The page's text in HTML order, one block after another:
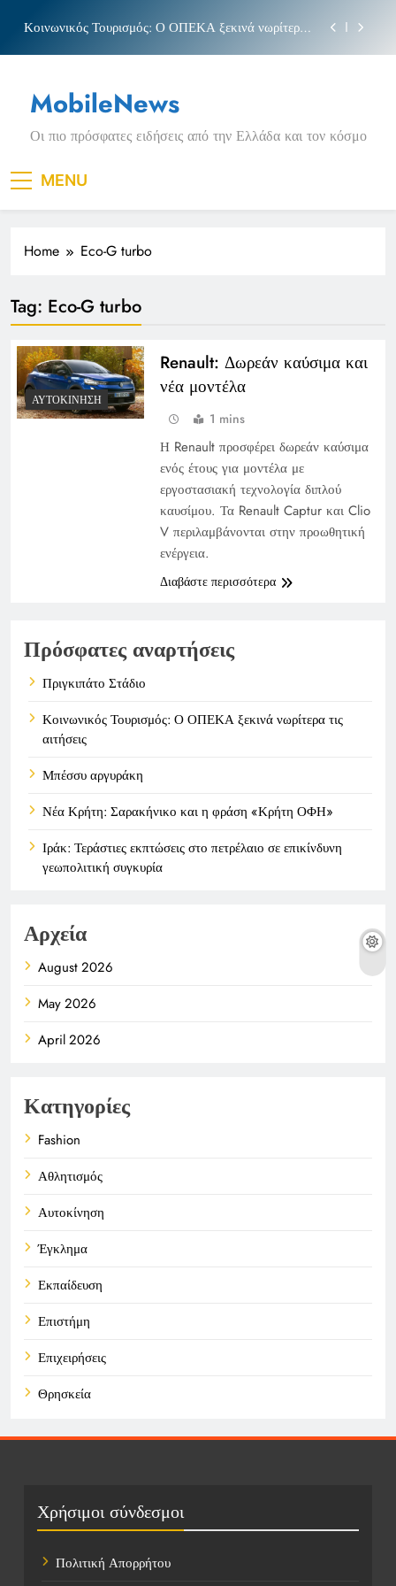
content
Κοινωνικός Τουρισμός: Ο ΟΠΕΚΑ ξεκινά νωρίτερα
Νέα Κρήτη: Σαρακήνικο και η φράση «Κρήτη
ΟΦΗ»
Πριγκιπάτο Στάδιο
Κοινωνικός Τουρισμός: Ο ΟΠΕΚΑ ξεκινά νωρίτερα
τις αιτήσεις
Μπέσσυ αργυράκη
Νέα Κρήτη: Σαρακήνικο και η φράση «Κρήτη
MobileNews
Οι πιο πρόσφατες ειδήσεις από την Ελλάδα και τον κόσμο
MENU
Home Eco-G turbo
Tag: Eco-G turbo
ΑΥΤΟΚΊΝΗΣΗ
Renault: Δωρεάν καύσιμα και
νέα μοντέλα
1 mins
Η Renault προσφέρει δωρεάν καύσιμα
ενός έτους για μοντέλα με
εργοστασιακή τεχνολογία διπλού
καυσίμου. Τα Renault Captur και Clio
V περιλαμβάνονται στην προωθητική
ενέργεια.
Διαβάστε περισσότερα
Πρόσφατες αναρτήσεις
Πριγκιπάτο Στάδιο
Κοινωνικός Τουρισμός: Ο ΟΠΕΚΑ ξεκινά νωρίτερα τις
αιτήσεις
Μπέσσυ αργυράκη
Νέα Κρήτη: Σαρακήνικο και η φράση «Κρήτη ΟΦΗ»
Ιράκ: Τεράστιες εκπτώσεις στο πετρέλαιο σε επικίνδυνη
γεωπολιτική συγκυρία
Αρχεία
August 2026
May 2026
April 2026
Κατηγορίες
Fashion
Αθλητισμός
Αυτοκίνηση
Έγκλημα
Εκπαίδευση
Επιστήμη
Επιχειρήσεις
Θρησκεία
Πολιτική
Χρήσιμοι σύνδεσμοι
Πολιτική Απορρήτου